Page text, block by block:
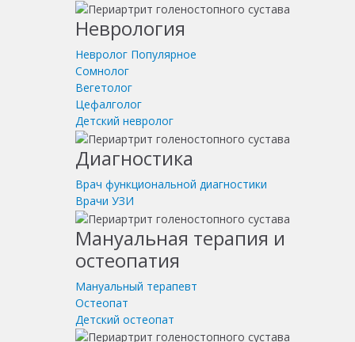
Неврология
Невролог Популярное
Сомнолог
Вегетолог
Цефалголог
Детский невролог
Диагностика
Врач функциональной диагностики
Врачи УЗИ
Мануальная терапия и
остеопатия
Мануальный терапевт
Остеопат
Детский остеопат